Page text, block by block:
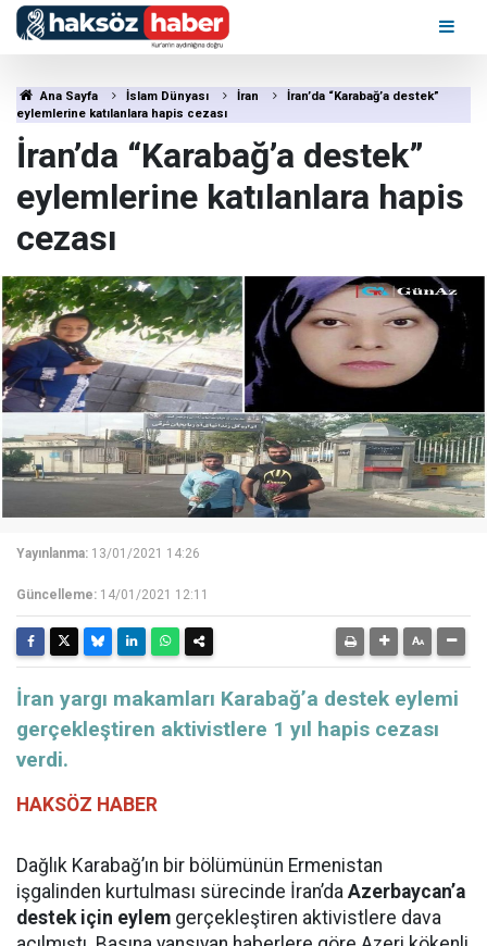
Ana Sayfa İslam Dünyası İran
İran’da “Karabağ’a destek”
eylemlerine katılanlara hapis cezası
İran’da “Karabağ’a destek”
eylemlerine katılanlara hapis
cezası
Yayınlanma: 13/01/2021 14:26
Güncelleme: 14/01/2021 12:11
İran yargı makamları Karabağ’a destek eylemi
gerçekleştiren aktivistlere 1 yıl hapis cezası
verdi.
HAKSÖZ HABER
Dağlık Karabağ’ın bir bölümünün Ermenistan
işgalinden kurtulması sürecinde İran’da Azerbaycan’a
destek için eylem gerçekleştiren aktivistlere dava